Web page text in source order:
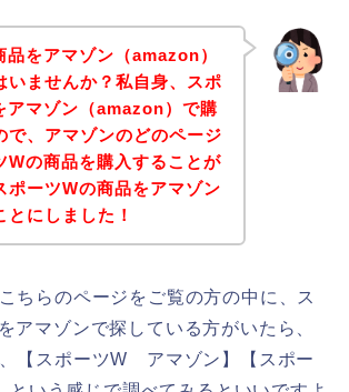
品をアマゾン（amazon）
いませんか？私自身、スポ
アマゾン（amazon）で購
で、アマゾンのどのページ
Wの商品を購入することが
ポーツWの商品をアマゾン
にしました！
ちらのページをご覧の方の中に、ス
アマゾンで探している方がいたら、
【スポーツW アマゾン】【スポー